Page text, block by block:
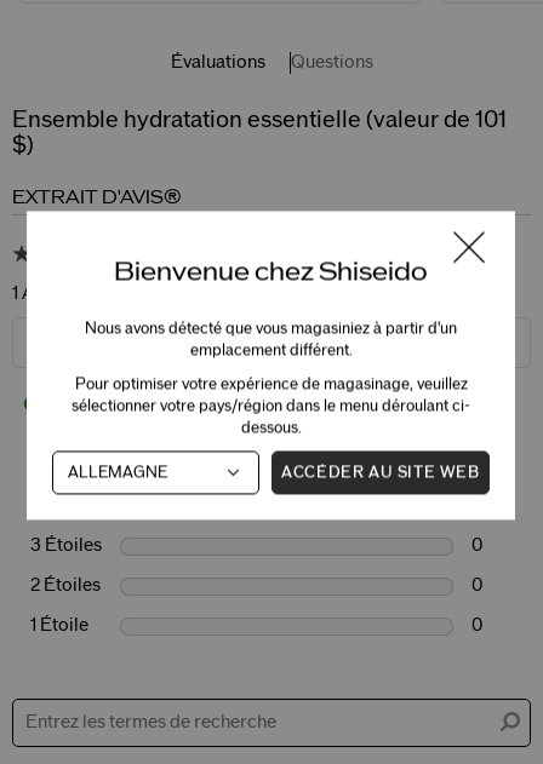
Évaluations Questions
Ensemble hydratation essentielle (valeur de 101
$)
EXTRAIT D'AVIS®
5.0
1 Avis
ÉCRIRE UN AVIS
100% des répondants recommanderaient à un ami
5 Étoiles 1
3 Étoiles 0
2 Étoiles 0
1 Étoile 0
Bienvenue chez Shiseido
Nous avons détecté que vous magasiniez à partir d'un
emplacement différent.
Pour optimiser votre expérience de magasinage, veuillez
sélectionner votre pays/région dans le menu déroulant ci-
dessous.
ACCÉDER AU SITE WEB